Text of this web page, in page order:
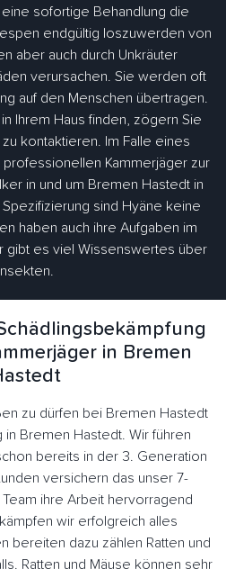
sofortige Behandlung die
endgültig loszuwerden von
aber auch durch Unkräuter
verursachen. Sie werden oft
auf den Menschen übertragen.
Ihrem Haus finden, zögern Sie
kontaktieren. Im Falle eines
Kammerjäger zur
in und um Bremen Hastedt in
sind Hyäne keine
haben auch ihre Aufgaben im
gibt es viel Wissenswertes über
in Bremen
zu dürfen bei Bremen Hastedt
in Bremen Hastedt. Wir führen
bereits in der 3. Generation
versichern das unser 7-
ihre Arbeit hervorragend
wir erfolgreich alles
bereiten dazu zählen Ratten und
Ratten und Mäuse können sehr